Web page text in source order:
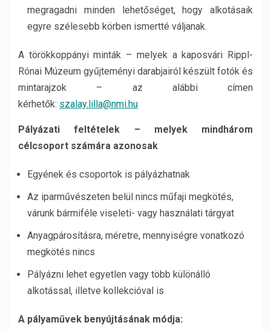
megragadni minden lehetőséget, hogy alkotásaik
egyre szélesebb körben ismertté váljanak.
A törökkoppányi minták – melyek a kaposvári Rippl-
Rónai Múzeum gyűjteményi darabjairól készült fotók és
mintarajzok – az alábbi címen
kérhetők: szalay.lilla@nmi.hu
Pályázati feltételek – melyek mindhárom
célcsoport számára azonosak
Egyének és csoportok is pályázhatnak
Az iparművészeten belül nincs műfaji megkötés,
várunk bármiféle viseleti- vagy használati tárgyat
Anyagpárosításra, méretre, mennyiségre vonatkozó
megkötés nincs
Pályázni lehet egyetlen vagy több különálló
alkotással, illetve kollekcióval is
A pályaművek benyújtásának módja: